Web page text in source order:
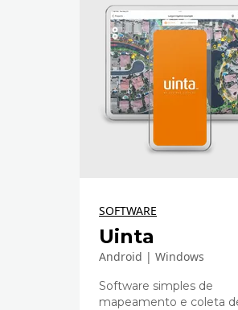
SOFTWARE
Uinta
Android | Windows
Software simples de
mapeamento e coleta